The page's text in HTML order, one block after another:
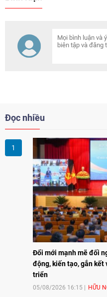
nhiên để kiến tạo những di sản
truyền đời, nơi bình yên và thịnh
vượng của đa thế hệ được gìn
Đọc nhiều
Đổi mới mạnh mẽ đối
động, kiến tạo, gắn
triển
05/08/2026 16:15 HỮU